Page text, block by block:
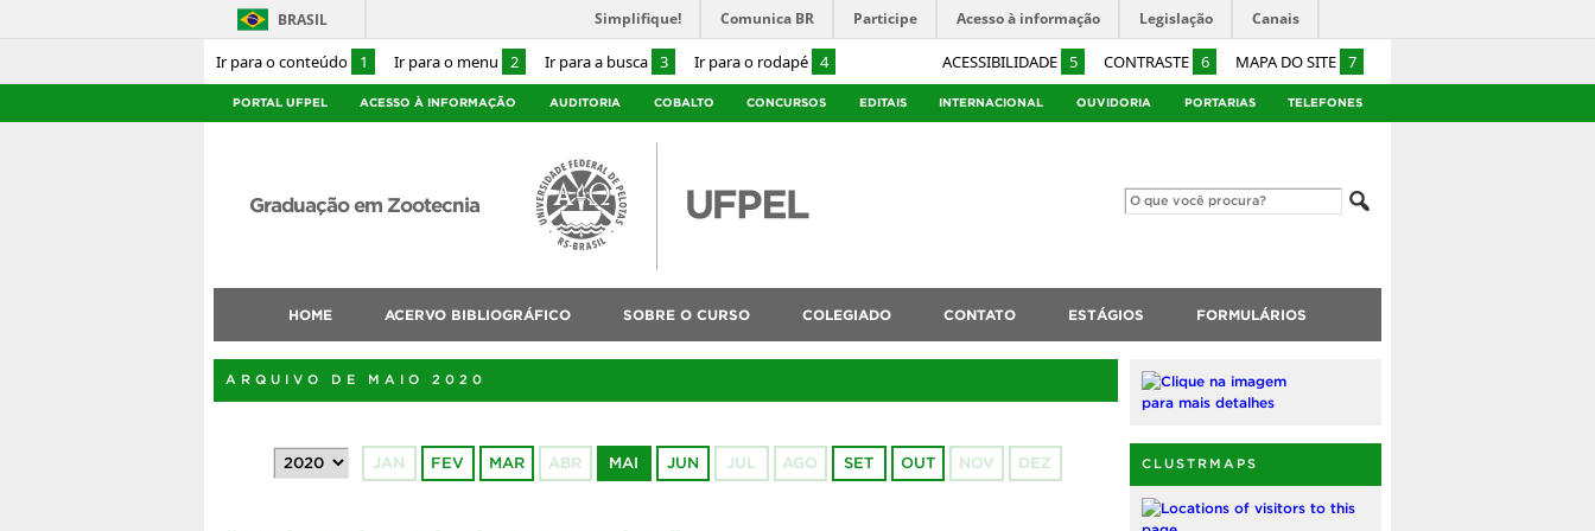
Ir para o conteúdo 1 Ir para o menu 2 Ir para a busca 3 Ir para o rodapé 4 ACESSIBILIDADE 5 CONTRASTE 6 MAPA DO SITE 7
BRASIL Simplifique! Comunica BR Participe Acesso à informação Legislação Canais
PORTAL UFPEL ACESSO À INFORMAÇÃO AUDITORIA COBALTO CONCURSOS EDITAIS INTERNACIONAL OUVIDORIA PORTARIAS TELEFONES
Graduação em Zootecnia
HOME ACERVO BIBLIOGRÁFICO SOBRE O CURSO COLEGIADO CONTATO ESTÁGIOS FORMULÁRIOS
ARQUIVO DE MAIO 2020
JAN FEV MAR ABR MAI JUN JUL AGO SET OUT NOV DEZ CLUSTRMAPS